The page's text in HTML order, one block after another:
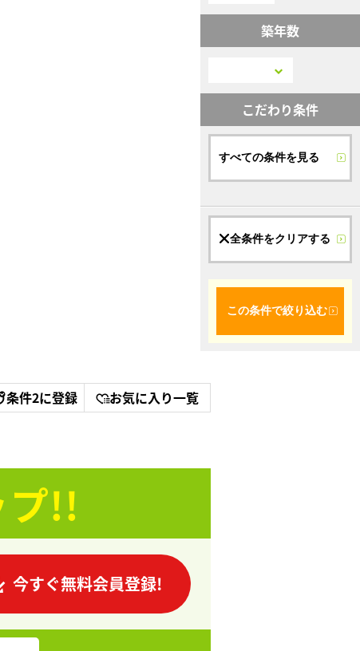
築年数
こだわり条件
すべての条件を見る
全条件をクリアする
この条件で絞り込む
条件2に登録 お気に入り一覧
プ!!
今すぐ無料会員登録!